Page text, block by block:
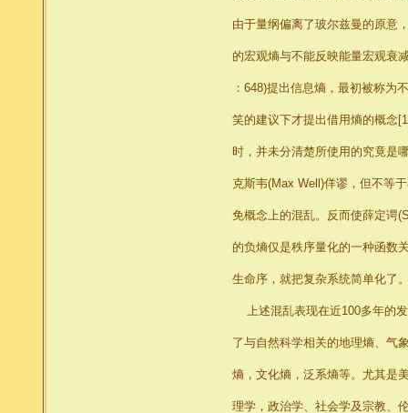
由于量纲偏离了玻尔兹曼的原意
的宏观熵与不能反映能量宏观衰
：648)提出信息熵，最初被称为
笑的建议下才提出借用熵的概念
时，并未分清楚所使用的究竟是
克斯韦(Max Well)佯谬，但不等
免概念上的混乱。反而使薛定谔
的负熵仅是秩序量化的一种函数
生命序，就把复杂系统简单化了
上述混乱表现在近100多年的
了与自然科学相关的地理熵、气
熵，文化熵，泛系熵等。尤其是
理学，政治学、社会学及宗教、